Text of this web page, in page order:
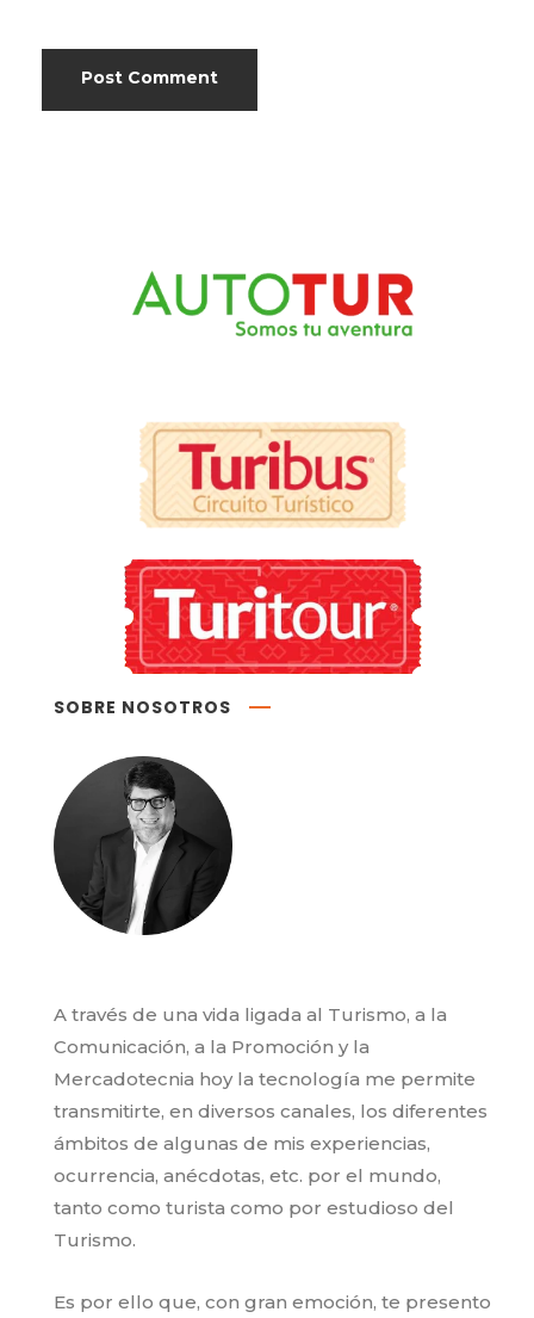
SOBRE NOSOTROS
A través de una vida ligada al Turismo, a la
Comunicación, a la Promoción y la
Mercadotecnia hoy la tecnología me permite
transmitirte, en diversos canales, los diferentes
ámbitos de algunas de mis experiencias,
ocurrencia, anécdotas, etc. por el mundo,
tanto como turista como por estudioso del
Turismo.
Es por ello que, con gran emoción, te presento